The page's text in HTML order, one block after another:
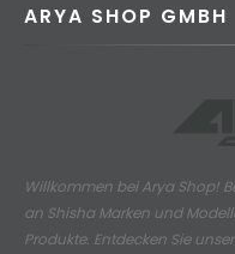
ARYA SHOP GMBH
Willkommen bei Arya Shop!
an Shisha Marken und
Produkte. Entdecken Sie